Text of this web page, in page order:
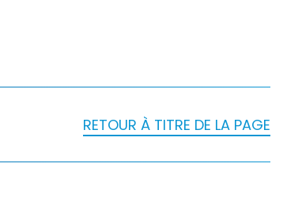
RETOUR À TITRE DE LA PAGE